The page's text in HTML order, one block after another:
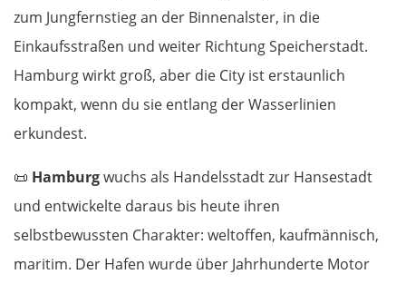
zum Jungfernstieg an der Binnenalster, in die
Einkaufsstraßen und weiter Richtung Speicherstadt.
Hamburg wirkt groß, aber die City ist erstaunlich
kompakt, wenn du sie entlang der Wasserlinien
erkundest.
📜 Hamburgwuchs als Handelsstadt zur Hansestadt
und entwickelte daraus bis heute ihren
selbstbewussten Charakter: weltoffen, kaufmännisch,
maritim. Der Hafen wurde über Jahrhunderte Motor